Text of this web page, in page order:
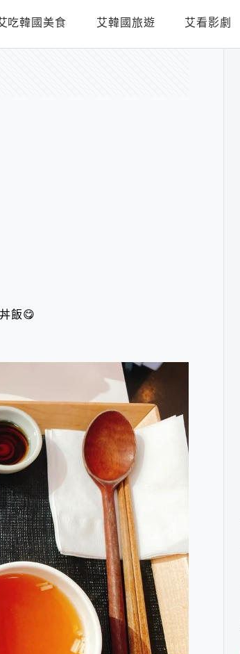
吃韓國美食 艾韓國旅遊 艾看影劇
飯😋